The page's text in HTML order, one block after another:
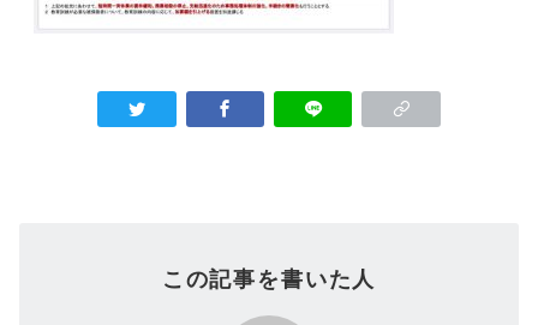
この記事を書いた人